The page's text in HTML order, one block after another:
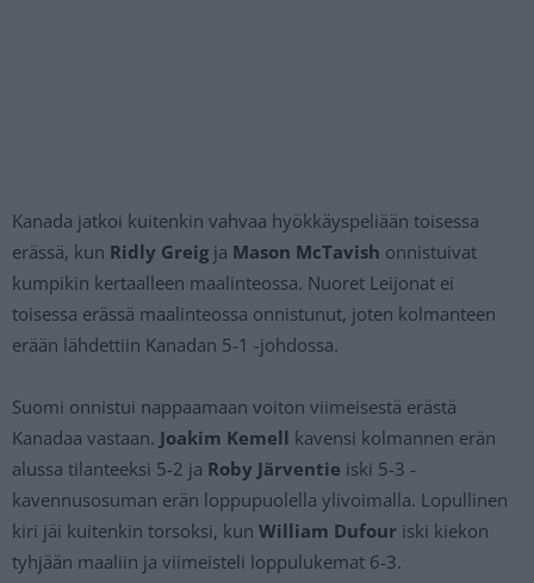
Kanada jatkoi kuitenkin vahvaa hyökkäyspeliään toisessa
erässä, kun Ridly Greig ja Mason McTavish onnistuivat
kumpikin kertaalleen maalinteossa. Nuoret Leijonat ei
toisessa erässä maalinteossa onnistunut, joten kolmanteen
erään lähdettiin Kanadan 5-1 -johdossa.
Suomi onnistui nappaamaan voiton viimeisestä erästä
Kanadaa vastaan. Joakim Kemell kavensi kolmannen erän
alussa tilanteeksi 5-2 ja Roby Järventie iski 5-3 -
kavennusosuman erän loppupuolella ylivoimalla. Lopullinen
kiri jäi kuitenkin torsoksi, kun William Dufour iski kiekon
tyhjään maaliin ja viimeisteli loppulukemat 6-3.